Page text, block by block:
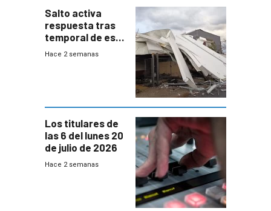
Salto activa
respuesta tras
temporal de este
sábado con
Hace 2 semanas
Los titulares de
las 6 del lunes 20
de julio de 2026
Hace 2 semanas